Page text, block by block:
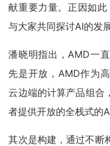
献重要力量。正因如
与大家共同探讨AI的发
潘晓明指出，AMD一
先是开放，AMD作为
云边端的计算产品组合
者提供开放的全栈式的
其次是构建，通过不断